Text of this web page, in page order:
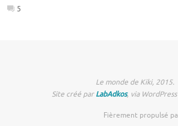
5
Le monde de Kiki, 2015.
Site créé parLabAdkos, via
Fièrement propulsé